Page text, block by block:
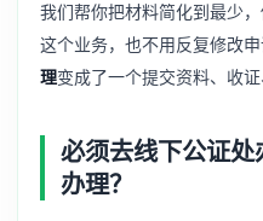
我们帮你把材料简化到最少
这个业务，也不用反复修改
理变成了一个提交资料、收证
必须去线下公证
办理？